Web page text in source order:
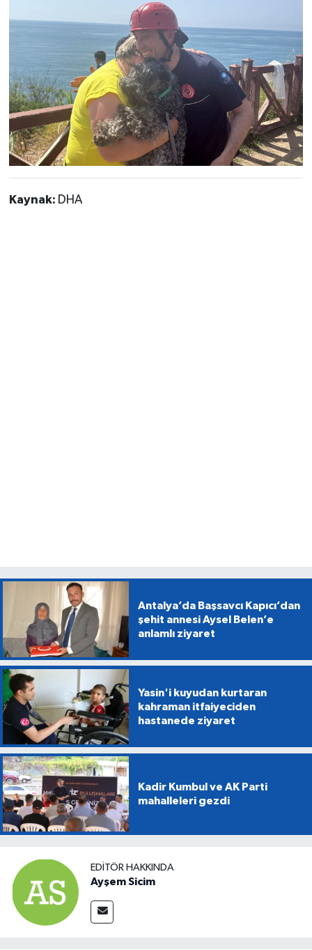
Kaynak: DHA
Antalya’da Başsavcı Kapıcı’dan
şehit annesi Aysel Belen’e
anlamlı ziyaret
Yasin'i kuyudan kurtaran
kahraman itfaiyeciden
hastanede ziyaret
Kadir Kumbul ve AK Parti
mahalleleri gezdi
EDITÖR HAKKINDA
Ayşem Sicim